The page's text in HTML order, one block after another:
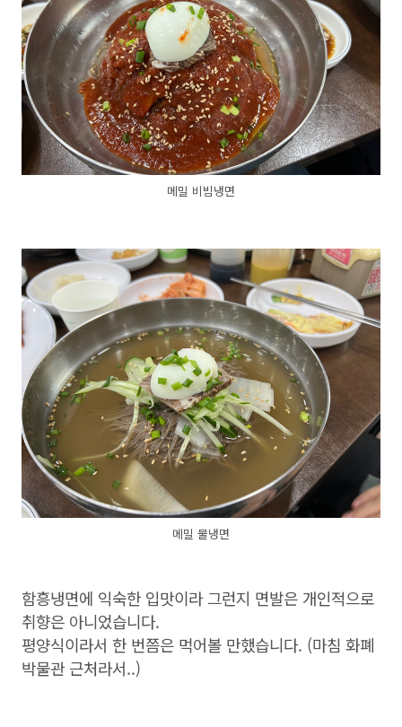
메밀 비빔냉면
메밀 물냉면
함흥냉면에 익숙한 입맛이라 그런지 면발은 개인적으로
취향은 아니었습니다.
평양식이라서 한 번쯤은 먹어볼 만했습니다. (마침 화폐
박물관 근처라서..)